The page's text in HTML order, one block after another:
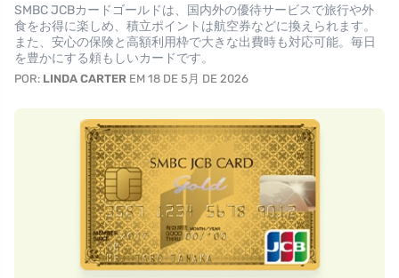
SMBC JCBカードゴールドは、国内外の優待サービスで旅行や外
食をお得に楽しめ、積立ポイントは航空券などに換えられます。
また、安心の保険と高額利用枠で大きな出費時も対応可能。毎日
を豊かにする頼もしいカードです。
POR: LINDA CARTER EM 18 DE 5月 DE 2026